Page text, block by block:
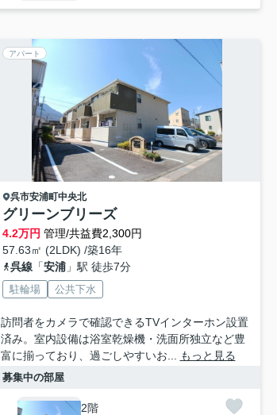
アパート
呉市安浦町中央北
グリーンブリーズ
4.2万円 管理/共益費2,300円
57.63㎡ (2LDK) /築16年
呉線「安浦」駅 徒歩7分
駐輪場 公共下水
訪問者をカメラで確認できるTVインターホン設置
済み。室内設備は浴室乾燥機・洗面所独立など豊
富に揃っており、過ごしやすいお...
もっと見る
募集中の部屋
2階